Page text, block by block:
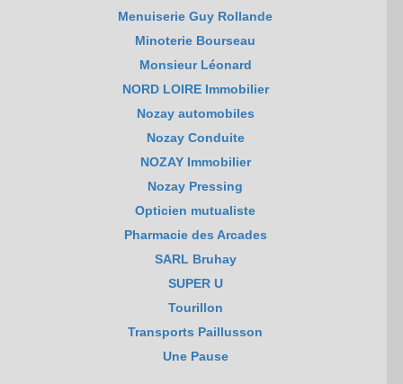
Menuiserie Guy Rollande
Minoterie Bourseau
Monsieur Léonard
NORD LOIRE Immobilier
Nozay automobiles
Nozay Conduite
NOZAY Immobilier
Nozay Pressing
Opticien mutualiste
Pharmacie des Arcades
SARL Bruhay
SUPER U
Tourillon
Transports Paillusson
Une Pause